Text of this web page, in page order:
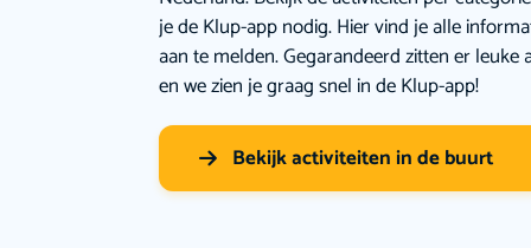
je de Klup-app nodig. Hier vind je alle
aan te melden. Gegarandeerd zitten er
en we zien je graag snel in de Klup-app!
Bekijk activiteiten in de buurt